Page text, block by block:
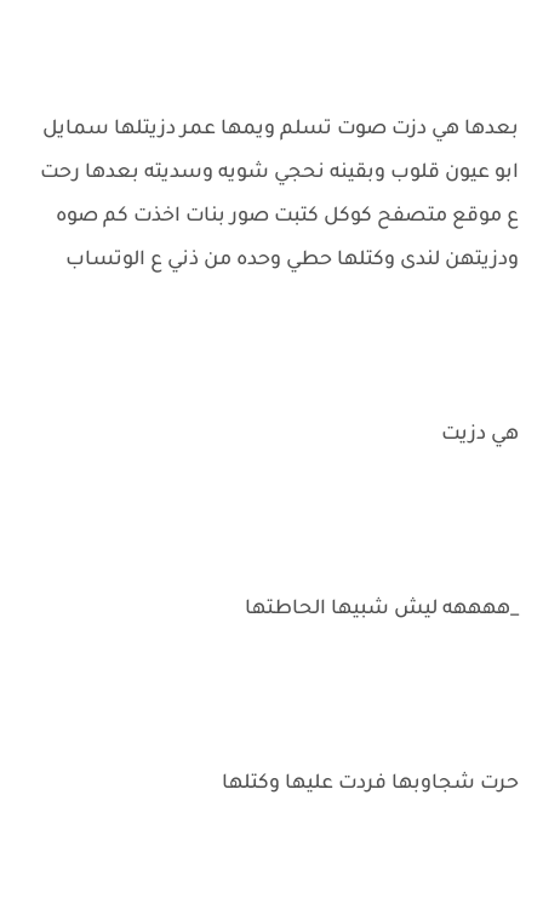
بعدها هي دزت صوت تسلم ويمها عمر دزيتلها سمايل
ابو عيون قلوب وبقينه نحجي شويه وسديته بعدها رحت
ع موقع متصفح كوكل كتبت صور بنات اخذت كم صوه
ودزيتهن لندى وكتلها حطي وحده من ذني ع الوتساب
هي دزيت
_ههههه ليش شبيها الحاطتها
حرت شجاوبها فردت عليها وكتلها